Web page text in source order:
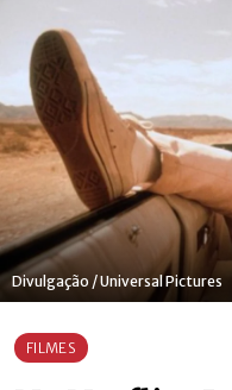
Divulgação / Universal Pictures
FILMES